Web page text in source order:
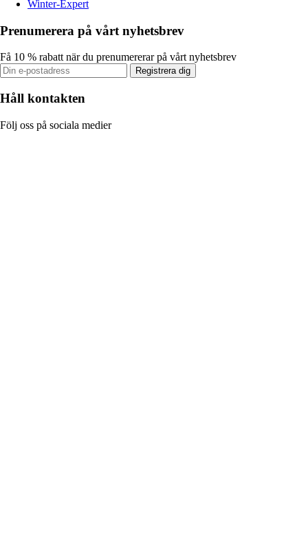
Winter-Expert
Prenumerera på vårt nyhetsbrev
Få 10 % rabatt när du prenumererar på vårt nyhetsbrev
Registrera dig
Håll kontakten
Följ oss på sociala medier